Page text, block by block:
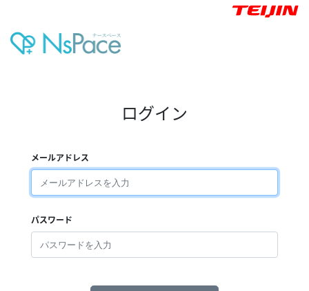
ログイン
メールアドレス
パスワード